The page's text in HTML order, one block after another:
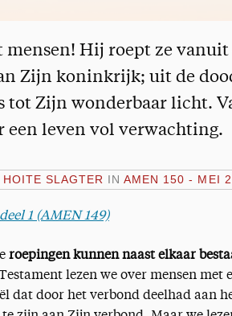
mensen! Hij roept ze
Zijn koninkrijk; uit de
tot Zijn wonderbaar licht.
een leven vol verwachting.
HOITE SLAGTER INAMEN 150 - MEI
deel 1 (AMEN 149)
roepingen kunnen naast elkaar
lezen we over mensen met
dat door het verbond deelhad aan